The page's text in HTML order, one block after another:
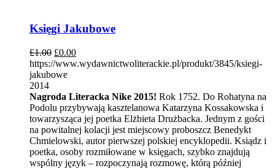
Księgi Jakubowe
£1.00 £0.00
https://www.wydawnictwoliterackie.pl/produkt/3845/ksiegi-
jakubowe
2014
Nagroda Literacka Nike 2015! Rok 1752. Do Rohatyna na
Podolu przybywają kasztelanowa Katarzyna Kossakowska i
towarzysząca jej poetka Elżbieta Drużbacka. Jednym z gości
na powitalnej kolacji jest miejscowy proboszcz Benedykt
Chmielowski, autor pierwszej polskiej encyklopedii. Ksiądz i
poetka, osoby rozmiłowane w księgach, szybko znajdują
wspólny język – rozpoczynają rozmowę, którą później